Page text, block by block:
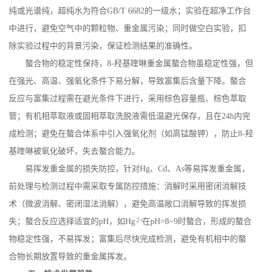
纯或光谱纯，超纯水为符合GB/T 6682的一级水；实验在超净工作台
中进行，避免空气中的颗粒物、重金属污染；同时做空白实验，扣
除实验过程中的背景污染，保证检测结果的准确性。
螯合物的稳定性保持， 8-羟基喹啉重金属螯合物虽稳定性强，但
在强光、高温、强氧化条件下易分解，导致富集后含量下降。螯合
反应与富集过程需在避光条件下进行，采用棕色容量瓶、棕色萃取
管；有机相萃取液或固相萃取洗脱液需低温避光保存，且在24h内完
成检测；避免在螯合体系中引入强氧化剂（如高锰酸钾），防止8-羟
基喹啉被氧化破坏，失去螯合能力。
易挥发重金属的损失防控，针对Hg、 Cd 、 As等易挥发重金属，
前处理与检测过程中需采取专属防控措施：消解时采用密闭消解技
术（微波消解、密闭湿法消解），避免高温敞口消解导致的挥发损
失；螯合反应选择适宜的pH，如Hg2+在pH=8~9时螯合，形成的螯合
物稳定性强，不易挥发；富集后尽快完成检测，避免有机相中的螯
合物长期放置导致的重金属挥发。